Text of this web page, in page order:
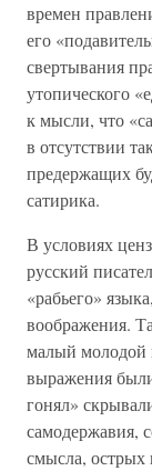
времен
его
свертывания
утопического
к мысли, что
в отсутствии
предержащих
сатирика.
В условиях
русский
«рабьего»
воображения.
малый
выражения
гонял»
самодержавия,
смысла, острых